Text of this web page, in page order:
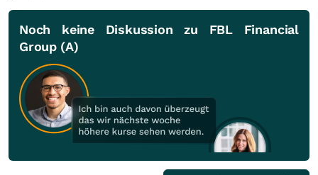
Noch keine Diskussion zu FBL Financial
Group (A)